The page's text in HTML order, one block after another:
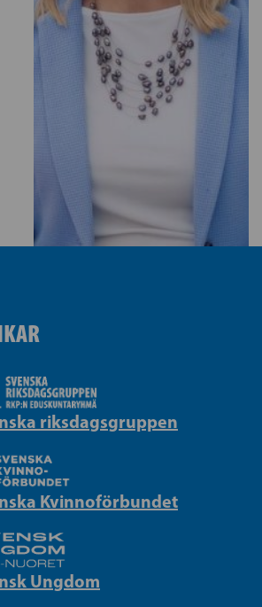
riksdagsgruppen
Kvinnoförbundet
Ungdom